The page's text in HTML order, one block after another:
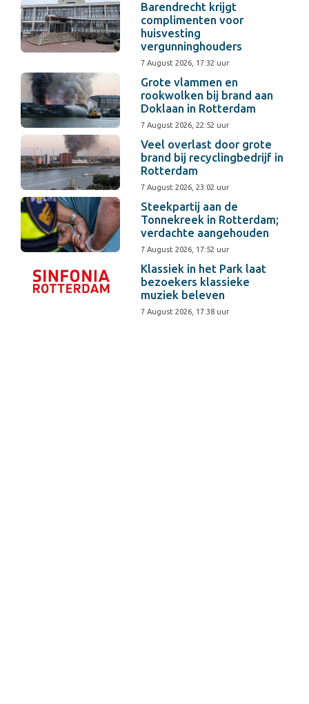
Barendrecht krijgt
complimenten voor
huisvesting
vergunninghouders
7 August 2026, 17:32 uur
Grote vlammen en
rookwolken bij brand aan
Doklaan in Rotterdam
7 August 2026, 22:52 uur
Veel overlast door grote
brand bij recyclingbedrijf in
Rotterdam
7 August 2026, 23:02 uur
Steekpartij aan de
Tonnekreek in Rotterdam;
verdachte aangehouden
7 August 2026, 17:52 uur
Klassiek in het Park laat
bezoekers klassieke
muziek beleven
7 August 2026, 17:38 uur